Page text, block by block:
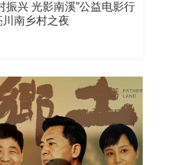
振兴 光影南溪”公益电影行
川南乡村之夜